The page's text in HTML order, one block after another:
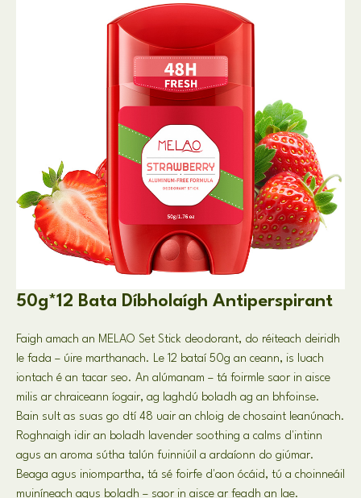
50g*12 Bata Díbholaígh Antiperspirant
Faigh amach an MELAO Set Stick deodorant, do réiteach deiridh
le fada – úire marthanach. Le 12 bataí 50g an ceann, is luach
iontach é an tacar seo. An alúmanam – tá foirmle saor in aisce
milis ar chraiceann íogair, ag laghdú boladh ag an bhfoinse.
Bain sult as suas go dtí 48 uair an chloig de chosaint leanúnach.
Roghnaigh idir an boladh lavender soothing a calms d'intinn
agus an aroma sútha talún fuinniúil a ardaíonn do giúmar.
Beaga agus iniompartha, tá sé foirfe d'aon ócáid, tú a choinneáil
muiníneach agus boladh – saor in aisce ar feadh an lae.